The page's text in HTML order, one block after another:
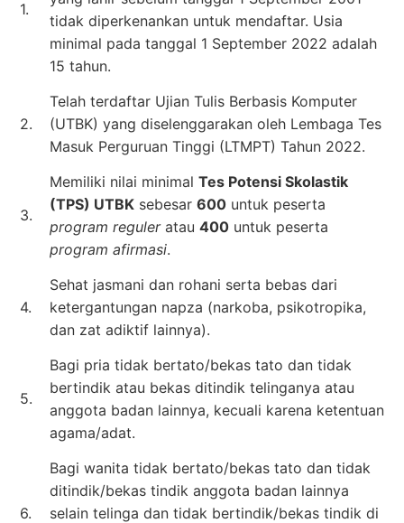
1.
tidak diperkenankan untuk mendaftar. Usia
minimal pada tanggal 1 September 2022 adalah
15 tahun.
2.
Telah terdaftar Ujian Tulis Berbasis Komputer
(UTBK) yang diselenggarakan oleh Lembaga Tes
Masuk Perguruan Tinggi (LTMPT) Tahun 2022.
3.
Memiliki nilai minimal Tes Potensi Skolastik
(TPS) UTBK sebesar 600 untuk peserta
program reguleratau 400 untuk peserta
program afirmasi.
4.
Sehat jasmani dan rohani serta bebas dari
ketergantungan napza (narkoba, psikotropika,
dan zat adiktif lainnya).
5.
Bagi pria tidak bertato/bekas tato dan tidak
bertindik atau bekas ditindik telinganya atau
anggota badan lainnya, kecuali karena ketentuan
agama/adat.
6.
Bagi wanita tidak bertato/bekas tato dan tidak
ditindik/bekas tindik anggota badan lainnya
selain telinga dan tidak bertindik/bekas tindik di